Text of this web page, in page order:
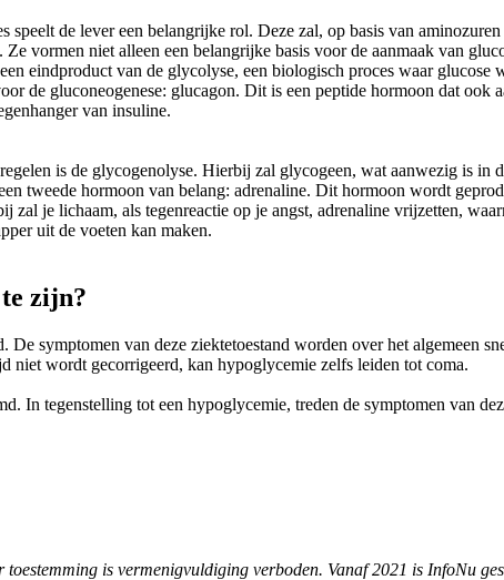
speelt de lever een belangrijke rol. Deze zal, op basis van
vormen niet alleen een belangrijke basis voor de aanmaak van
eindproduct van de glycolyse, een biologisch proces waar glucose
de gluconeogenese: glucagon. Dit is een peptide hormoon dat ook
van insuline.
is de glycogenolyse. Hierbij zal glycogeen, wat aanwezig is in
tweede hormoon van belang: adrenaline. Dit hormoon wordt
je lichaam, als tegenreactie op je angst, adrenaline vrijzetten,
uit de voeten kan maken.
zijn?
symptomen van deze ziektetoestand worden over het algemeen
niet wordt gecorrigeerd, kan hypoglycemie zelfs leiden tot coma.
In tegenstelling tot een hypoglycemie, treden de symptomen van
is vermenigvuldiging verboden. Vanaf 2021 is InfoNu